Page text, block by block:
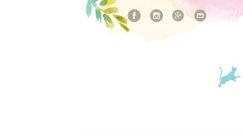
站內搜尋